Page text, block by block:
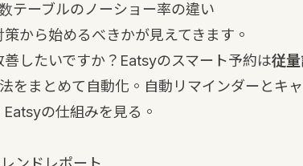
テーブルのノーショー率の違い
から始めるべきかが見えてきます。
したいですか？Eatsyのスマート予約は従
をまとめて自動化。自動リマインダーとキ
Eatsyの仕組みを見る 。